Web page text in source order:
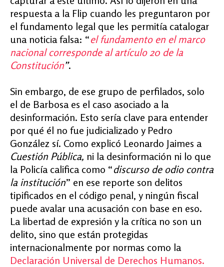
respuesta a la Flip cuando les preguntaron por
el fundamento legal que les permitía catalogar
una noticia falsa: “el fundamento en el marco
nacional corresponde al artículo 20 de la
Constitución”.
Sin embargo, de ese grupo de perfilados, solo
el de Barbosa es el caso asociado a la
desinformación. Esto sería clave para entender
por qué él no fue judicializado y Pedro
González sí. Como explicó Leonardo Jaimes a
Cuestión Pública, ni la desinformación ni lo que
la Policía califica como “discurso de odio contra
la institución” en ese reporte son delitos
tipificados en el código penal, y ningún fiscal
puede avalar una acusación con base en eso.
La libertad de expresión y la crítica no son un
delito, sino que están protegidas
internacionalmente por normas como la
Declaración Universal de Derechos Humanos.